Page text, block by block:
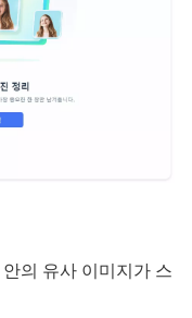
의 유사 이미지가 스